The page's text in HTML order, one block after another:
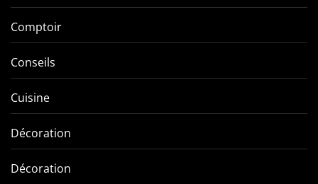
Comptoir
Conseils
Cuisine
Décoration
Décoration